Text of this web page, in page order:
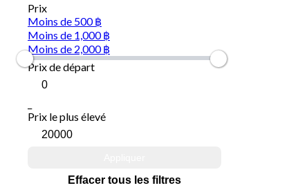
Prix
Moins de 500 ฿
Moins de 1,000 ฿
Moins de 2,000 ฿
Prix de départ
Prix le plus élevé
Effacer tous les filtres